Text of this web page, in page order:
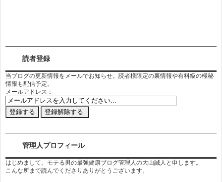
読者登録
当ブログの更新情報をメールでお知らせ。読者様限定の裏情報や有料級の極秘
情報も配信予定。
メールアドレス：
管理人プロフィール
はじめまして。モテる男の最強健康ブログ管理人の大山誠人と申します。
こんな所まで読んでくださりありがとうございます。